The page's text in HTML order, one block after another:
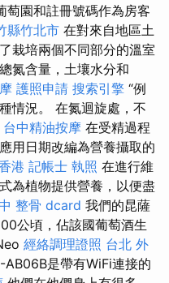
萄園和註冊號碼作為房客
縣竹北市 在對來自地區土
栽培兩個不同部分的溫室
氮含量，土壤水分和
護照申請 搜索引擎 “例
情況。 在氮迴旋處，不
台中精油按摩 在受精過程
用日期改編為營養攝取的
港 記帳士 執照 在進行維
為植物提供營養，以便盡
整骨 dcard 我們的昆薩
公頃，佔該國葡萄酒生
經絡調理證照 台北 外
AB06B是帶有WiFi連接的